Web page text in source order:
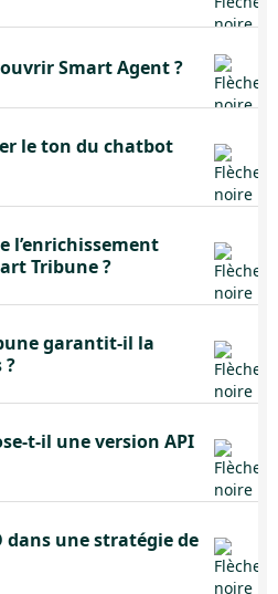
Smart Agent ?
le ton du chatbot
l’enrichissement
Tribune ?
garantit-il la
?
t-il une version API
dans une stratégie de